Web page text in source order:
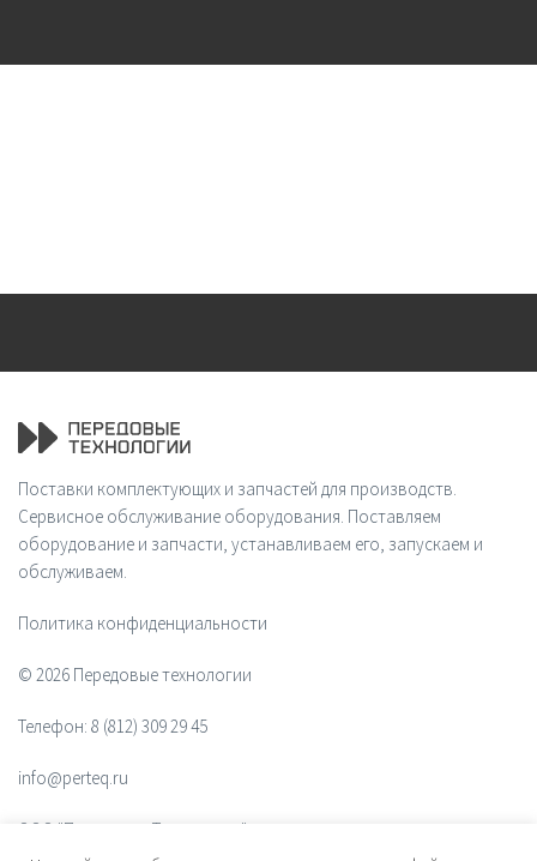
Поставки комплектующих и запчастей для производств.
Сервисное обслуживание оборудования. Поставляем
оборудование и запчасти, устанавливаем его, запускаем и
обслуживаем.
Политика конфиденциальности
© 2026 Передовые технологии
Телефон: 8 (812) 309 29 45
info@perteq.ru
ООО "Передовые Технологии"